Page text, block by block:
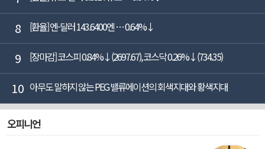
8 [환율] 엔-달러 143.6400엔 … 0.64%↓
9 [장마감] 코스피 0.84%↓(2697.67), 코스닥 0.26%↓(734.35)
10 아무도 말하지 않는 PEG 밸류에이션의 회색지대와 황색지대
오피니언